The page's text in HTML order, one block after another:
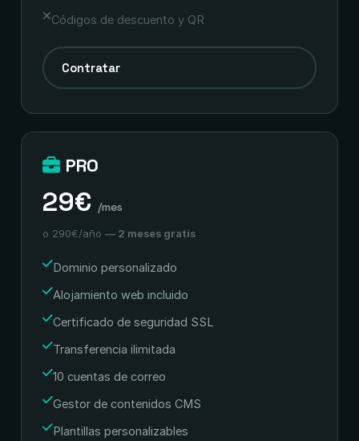
Códigos de descuento y QR
Contratar
PRO
29€ /mes
o 290€/año — 2 meses gratis
Dominio personalizado
Alojamiento web incluido
Certificado de seguridad SSL
Transferencia ilimitada
10 cuentas de correo
Gestor de contenidos CMS
Plantillas personalizables